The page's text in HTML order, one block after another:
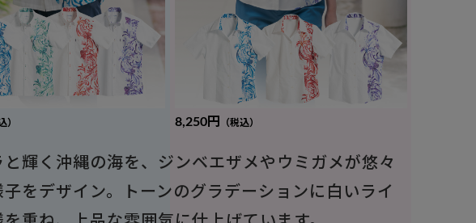
） 8,250円 （税込）
と輝く沖縄の海を、ジンベエザメやウミガメが悠々
子をデザイン。トーンのグラデーションに白いライ